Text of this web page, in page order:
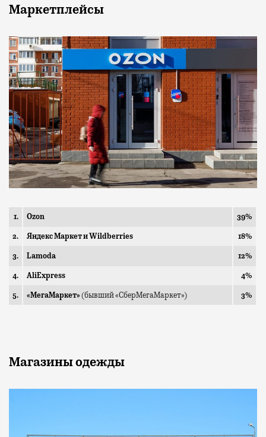
Маркетплейсы
1. Ozon 39%
2. Яндекс Маркет и Wildberries 18%
3. Lamoda 12%
4. AliExpress 4%
5. «МегаМаркет»(бывший «СберМегаМаркет») 3%
Магазиныодежды